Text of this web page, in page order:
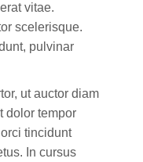
vitae.
scelerisque.
pulvinar
ut auctor diam
dolor tempor
tincidunt
In cursus